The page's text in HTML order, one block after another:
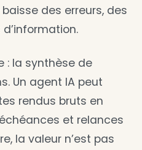
des erreurs, des
: la synthèse de
Un agent IA peut
rendus bruts en
et relances
la valeur n’est pas